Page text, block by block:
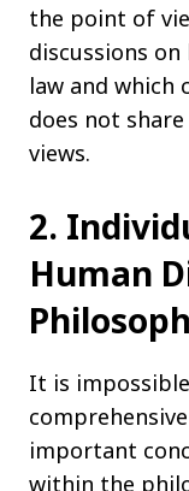
the point of
discussions
law and which
does not
views.
2.
Human
It is
important
within the